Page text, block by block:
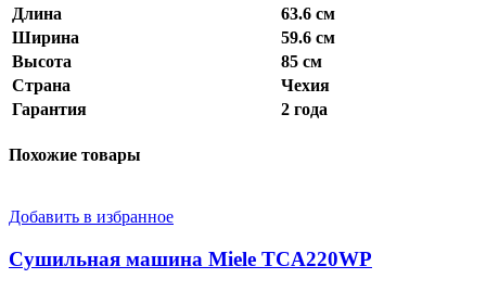
Длина
63.6 см
Ширина
59.6 см
Высота
85 см
Страна
Чехия
Гарантия
2 года
Похожие товары
Добавить в избранное
Сушильная машина Miele TCA220WP